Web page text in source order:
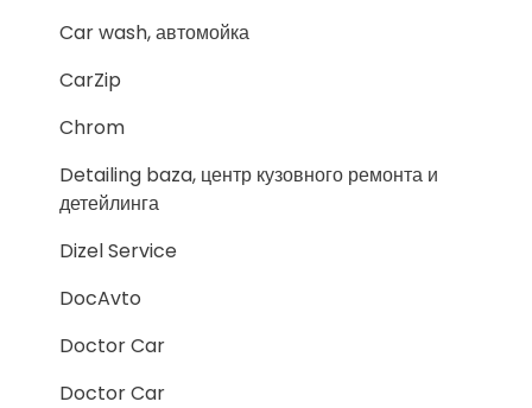
Car wash, автомойка
CarZip
Chrom
Detailing baza, центр кузовного ремонта и
детейлинга
Dizel Service
DocAvto
Doctor Car
Doctor Car